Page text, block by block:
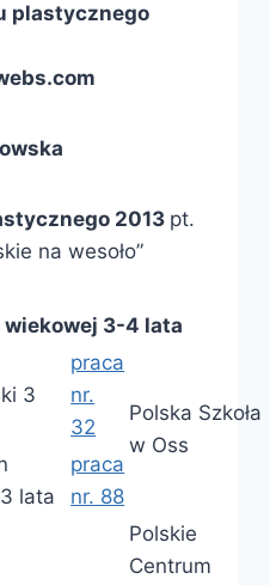
plastycznego
2013 pt.
na wesoło”
3-4 lata
3
praca
nr.
32
Polska Szkoła
w Oss
lata
praca
nr. 88
Polskie
Centrum